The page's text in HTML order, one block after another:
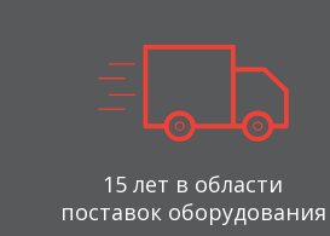
15 лет в области
поставок оборудования